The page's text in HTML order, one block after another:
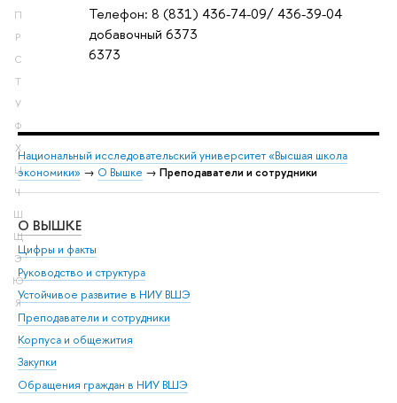
П
Р
С
Т
У
Ф
Х
Ц
Ч
Ш
Щ
Э
Ю
Я
Телефон: 8 (831) 436-74-09/ 436-39-04
добавочный 6373
6373
Национальный исследовательский университет «Высшая школа
экономики» → О Вышке → Преподаватели и сотрудники
О ВЫШКЕ
Цифры и факты
Руководство и структура
Устойчивое развитие в НИУ ВШЭ
Преподаватели и сотрудники
Корпуса и общежития
Закупки
Обращения граждан в НИУ ВШЭ